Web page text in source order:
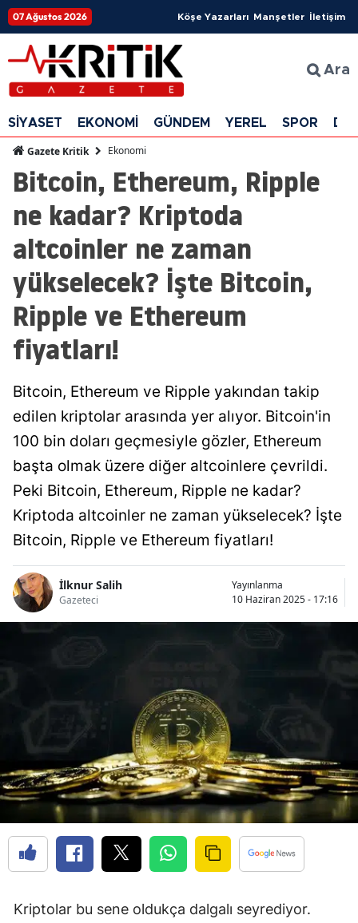
07 Ağustos 2026 Köşe Yazarları Manşetler İletişim
Ara
SİYASET EKONOMİ GÜNDEM YEREL SPOR
Gazete Kritik Ekonomi
Bitcoin, Ethereum, Ripple
ne kadar? Kriptoda
altcoinler ne zaman
yükselecek? İşte Bitcoin,
Ripple ve Ethereum
fiyatları!
Bitcoin, Ethereum ve Ripple yakından takip
edilen kriptolar arasında yer alıyor. Bitcoin'in
100 bin doları geçmesiyle gözler, Ethereum
başta olmak üzere diğer altcoinlere çevrildi.
Peki Bitcoin, Ethereum, Ripple ne kadar?
Kriptoda altcoinler ne zaman yükselecek? İşte
Bitcoin, Ripple ve Ethereum fiyatları!
İlknur Salih
Gazeteci
Yayınlanma
10 Haziran 2025 - 17:16
Kriptolar bu sene oldukça dalgalı seyrediyor.